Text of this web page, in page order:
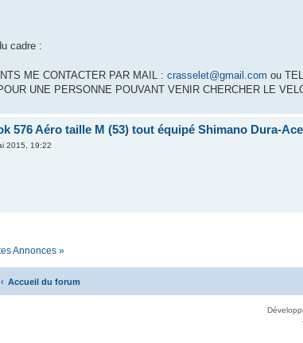
cadre :
ME CONTACTER PAR MAIL : crasselet@gmail.com ou
UNE PERSONNE POUVANT VENIR CHERCHER LE
576 Aéro taille M (53) tout équipé Shimano Dura-Ace
2015, 19:22
Annonces »
Accueil du forum